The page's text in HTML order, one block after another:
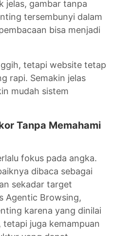
jelas, gambar tanpa
tersembunyi dalam
bisa menjadi
tetapi website tetap
rapi. Semakin jelas
mudah sistem
Tanpa Memahami
fokus pada angka.
dibaca sebagai
sekadar target
Agentic Browsing,
karena yang dinilai
juga kemampuan